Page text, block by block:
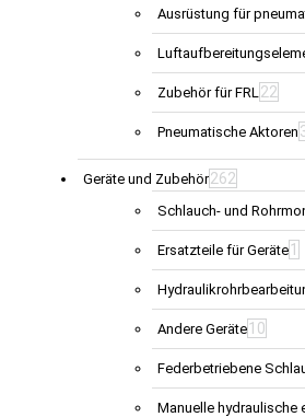
Ausrüstung für
Zubehör für FRL 22
Pneumatische Aktoren
Geräte und Zubehör262
Schlauch- und
Ersatzteile für Geräte 1
Andere Geräte 10
Federbetriebene
Manuelle hydraulische